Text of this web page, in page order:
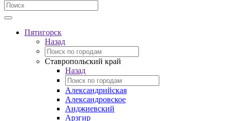
Пятигорск
Назад
Ставропольский край
Назад
Александрийская
Александровское
Анджиевский
Арзгир